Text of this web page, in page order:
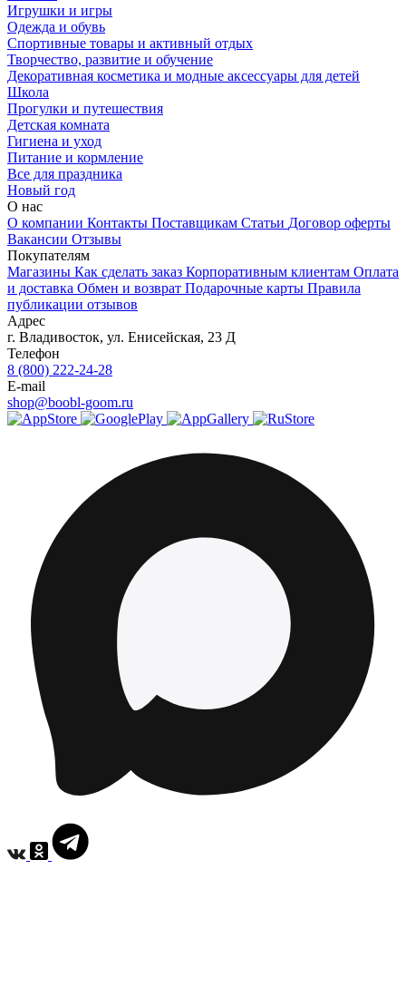
Игрушки и игры
Одежда и обувь
Спортивные товары и активный отдых
Творчество, развитие и обучение
Декоративная косметика и модные аксессуары для детей
Школа
Прогулки и путешествия
Детская комната
Гигиена и уход
Питание и кормление
Все для праздника
Новый год
О нас
О компании Контакты Поставщикам Статьи Договор оферты
Вакансии Отзывы
Покупателям
Магазины Как сделать заказ Корпоративным клиентам Оплата
и доставка Обмен и возврат Подарочные карты Правила
публикации отзывов
Адрес
г. Владивосток, ул. Енисейская, 23 Д
Телефон
8 (800) 222-24-28
E-mail
shop@boobl-goom.ru